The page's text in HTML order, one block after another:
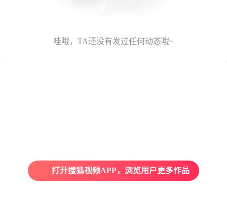
哇哦，TA还没有发过任何动态哦~
打开搜狐视频APP，浏览用户更多作品